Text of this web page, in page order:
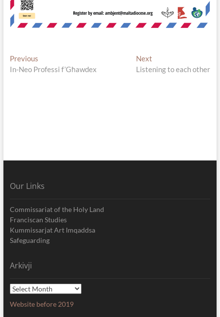
Post
navigation
PreviousPrevious
post:
In-Neo Professi f’Għawdex
Next
post:
Listening to each other
Our Links
Commissariat of the Holy Land
Franciscan Studies
Kummissarjat Art Imqaddsa
Safeguarding
Arkivji
Arkivji
Website before 2019